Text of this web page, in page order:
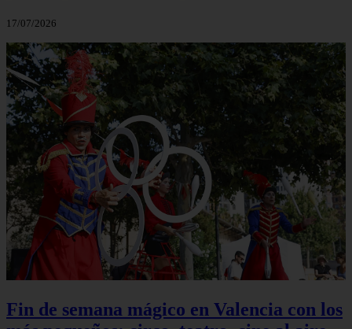
17/07/2026
Fin de semana mágico en Valencia con los